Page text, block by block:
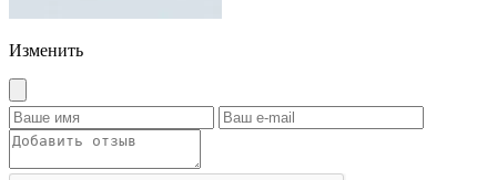
Изменить